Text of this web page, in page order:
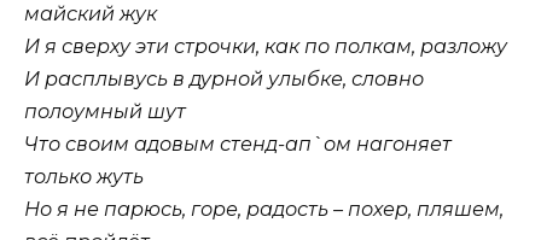
майский жук
И я сверху эти строчки, как по полкам, разложу
И расплывусь в дурной улыбке, словно
полоумный шут
Что своим адовым стенд-ап`ом нагоняет
только жуть
Но я не парюсь, горе, радость – похер, пляшем,